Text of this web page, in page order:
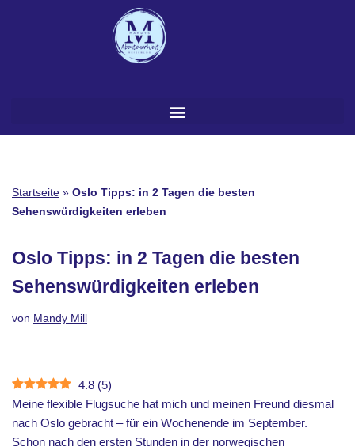
Startseite » Oslo Tipps: in 2 Tagen die besten
Sehenswürdigkeiten erleben
Oslo Tipps: in 2 Tagen die besten
Sehenswürdigkeiten erleben
von Mandy Mill
4.8 (5)
Meine flexible Flugsuche hat mich und meinen Freund diesmal
nach Oslo gebracht – für ein Wochenende im September.
Schon nach den ersten Stunden in der norwegischen